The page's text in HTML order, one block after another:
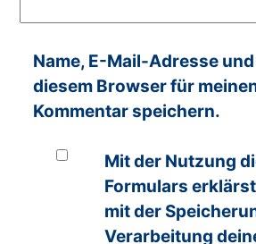
Name, E-Mail-Adresse
diesem Browser für
Kommentar speichern.
Mit der Nutzung
Formulars
mit der
Verarbeitung